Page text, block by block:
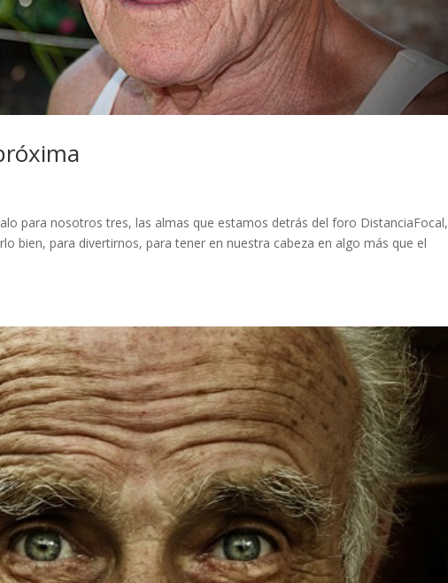
para nosotros tres, las almas que estamos detrás del foro DistanciaFocal,
bien, para divertirnos, para tener en nuestra cabeza en algo más que el